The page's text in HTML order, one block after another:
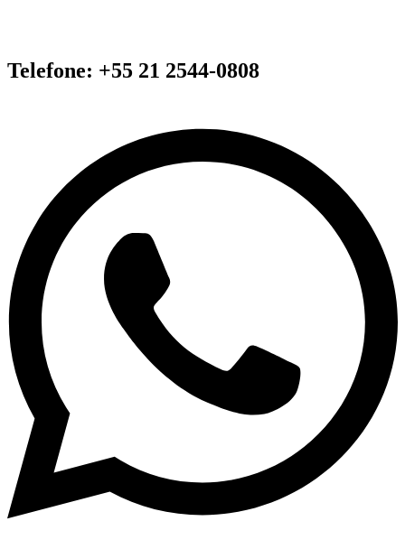
Telefone: +55 21 2544-0808